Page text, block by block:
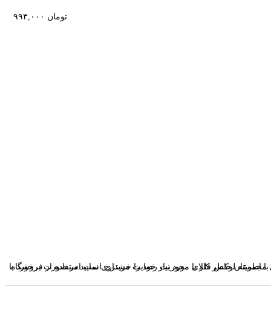
تومان